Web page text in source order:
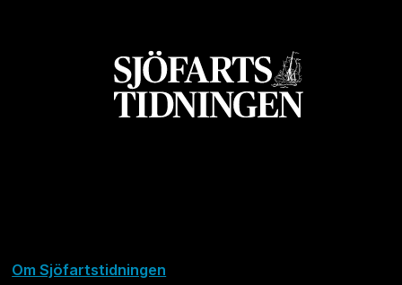
Om Sjöfartstidningen